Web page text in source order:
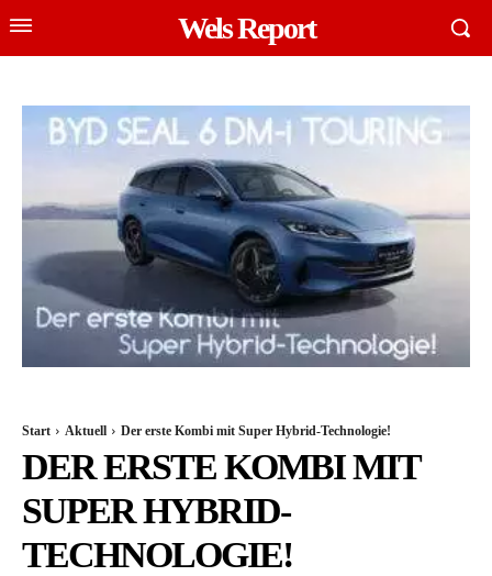
Wels Report
Start Aktuell Der erste Kombi mit Super Hybrid-Technologie!
DER ERSTE KOMBI MIT
SUPER HYBRID-
TECHNOLOGIE!